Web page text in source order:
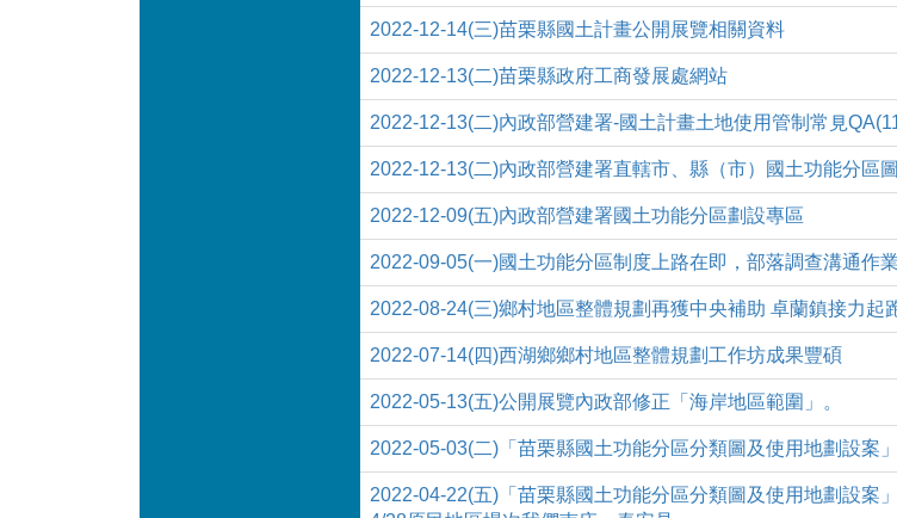
2022-12-14(三)苗栗縣國土計畫公開展覽相關資料
2022-12-13(二)苗栗縣政府工商發展處網站
2022-12-13(二)內政部營建署-國土計畫土地使用管制常見
2022-12-13(二)內政部營建署直轄市、縣（市）國土功能分區
2022-12-09(五)內政部營建署國土功能分區劃設專區
2022-09-05(一)國土功能分區制度上路在即，部落調查溝通作
2022-08-24(三)鄉村地區整體規劃再獲中央補助 卓蘭鎮接力起
2022-07-14(四)西湖鄉鄉村地區整體規劃工作坊成果豐碩
2022-05-13(五)公開展覽內政部修正「海岸地區範圍」。
2022-05-03(二)「苗栗縣國土功能分區分類圖及使用地劃設案
2022-04-22(五)「苗栗縣國土功能分區分類圖及使用地劃設案